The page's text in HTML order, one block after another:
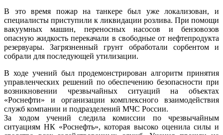
В это время пожар на танкере был уже локализован, и
специалисты приступили к ликвидации розлива. При помощи
вакуумных машин, переносных насосов и бензовозов
опасную жидкость перекачали в свободные от нефтепродукта
резервуары. Загрязненный грунт обработали сорбентом и
собрали для последующей утилизации.
В ходе учений был продемонстрирован алгоритм принятия
управленческих решений по обеспечению безопасности при
возникновении чрезвычайных ситуаций на объектах
«Роснефти» и организации комплексного взаимодействия
служб компании и подразделений МЧС России.
За ходом учений следила комиссии по чрезвычайным
ситуациям НК «Роснефть», которая высоко оценила силы и